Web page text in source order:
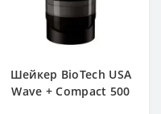
Шейкер BioTech USA
Wave + Compact 500